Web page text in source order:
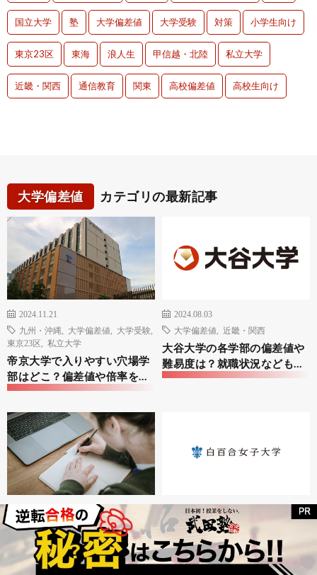
国立大学 塾 大学偏差値 大学受験 対策 小学生向け
東京23区 東海 浪人生 甲信越・北陸 私立大学
近畿・関西 通信教育 関東 高校偏差値 高校生向け
大学偏差値 カテゴリの最新記事
2024.11.21
九州・沖縄
大学偏差値 大学受験
東京23区
私立大学
帝京大学で入りやすい穴場学
部はどこ？偏差値や倍率を徹
底調査！
2024.08.03
大学偏差値
近畿・関西
大谷大学の各学部の偏差値や
難易度は？就職状況などもご
紹介！
2024.06.22
大学偏差値,私立大学,関東
高崎商科大学の各学部の偏差
値や難易度は？就職状況など
2024.06.22
大学偏差値,私立大学
白百合女子大学の各学部の偏
差値や難易度は？就職状況な